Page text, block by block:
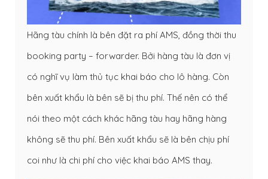
Hãng tàu chính là bên đặt ra phí AMS, đồng thời thu
booking party – forwarder. Bởi hàng tàu là đơn vị
có nghĩ vụ làm thủ tục khai báo cho lô hàng. Còn
bên xuất khẩu là bên sẽ bị thu phí. Thế nên có thể
nói theo một cách khác hãng tàu hay hãng hàng
không sẽ thu phí. Bên xuất khẩu sẽ là bên chịu phí
coi như là chi phí cho việc khai báo AMS thay.